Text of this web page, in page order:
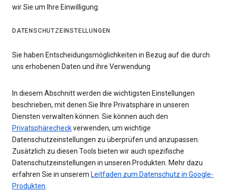
wir Sie um Ihre Einwilligung.
DATENSCHUTZEINSTELLUNGEN
Sie haben Entscheidungsmöglichkeiten in Bezug auf die durch
uns erhobenen Daten und ihre Verwendung
In diesem Abschnitt werden die wichtigsten Einstellungen
beschrieben, mit denen Sie Ihre Privatsphäre in unseren
Diensten verwalten können. Sie können auch den
Privatsphärecheckverwenden, um wichtige
Datenschutzeinstellungen zu überprüfen und anzupassen.
Zusätzlich zu diesen Tools bieten wir auch spezifische
Datenschutzeinstellungen in unseren Produkten. Mehr dazu
erfahren Sie in unserem Leitfaden zum Datenschutz in Google-
Produkten